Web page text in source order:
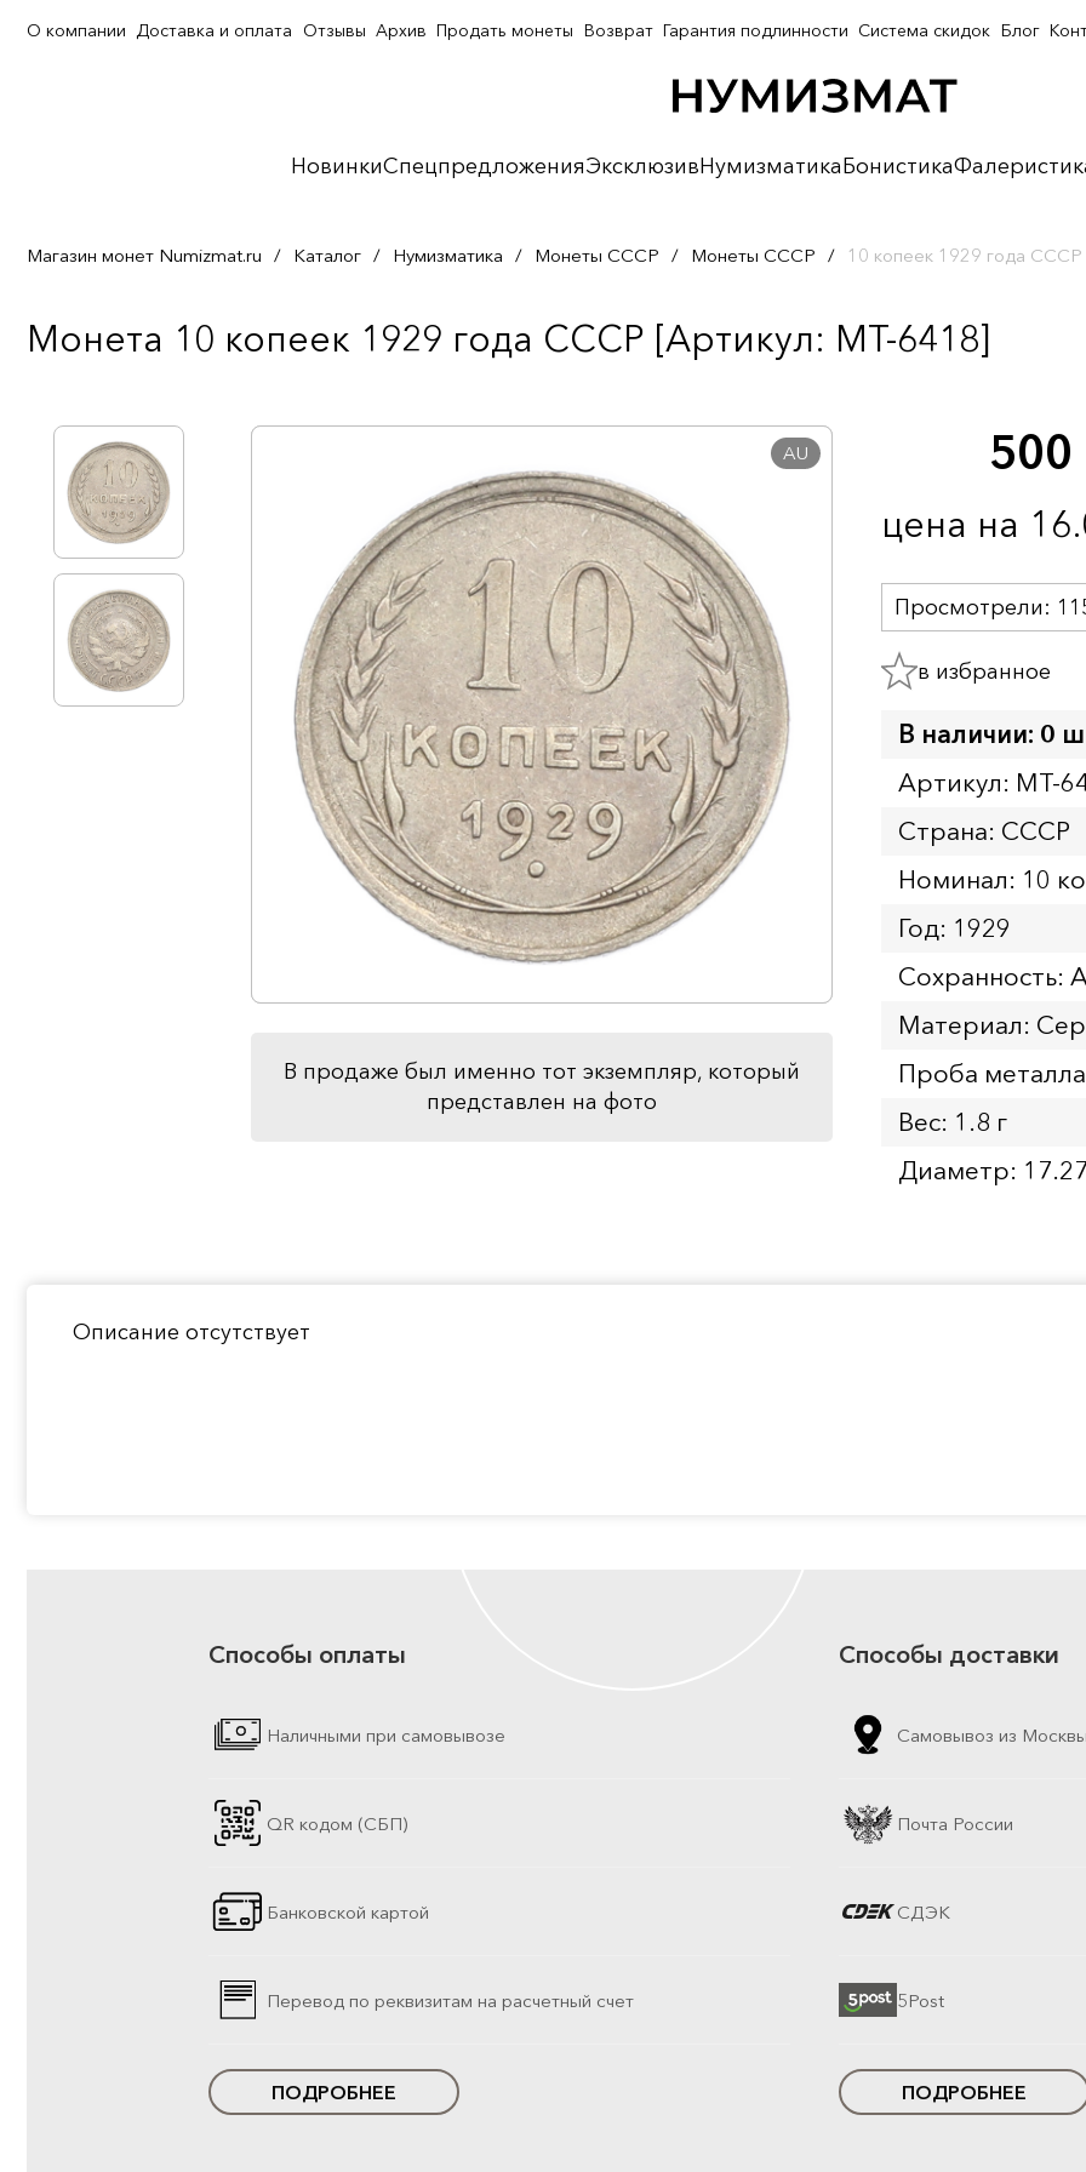
НовинкиСпецпредложенияЭксклюзивНумизматикаБонистика
О компании Доставка и оплата Отзывы Архив Продать монеты Возврат Гарантия подлинности Система скидок Блог
Магазин монет Numizmat.ru / Каталог / Нумизматика / Монеты СССР / Монеты СССР / 10 копеек 1929 года СССР
Монета 10 копеек 1929 года СССР [Артикул: MT-6418]
AU
В продаже был именно тот экземпляр, который
представлен на фото
500
цена на
Просмотрели:
в избранное
В наличии: 0
Артикул: MT-
Страна: СССР
Номинал: 10
Год: 1929
Сохранность:
Материал:
Проба
Вес: 1.8 г
Диаметр:
Описание отсутствует
Способы оплаты
Наличными при самовывозе
QR кодом (СБП)
Банковской картой
Перевод по реквизитам на расчетный счет
ПОДРОБНЕЕ
Способы доставки
Самовывоз из
Почта России
СДЭК
5Post
ПОДРОБНЕЕ